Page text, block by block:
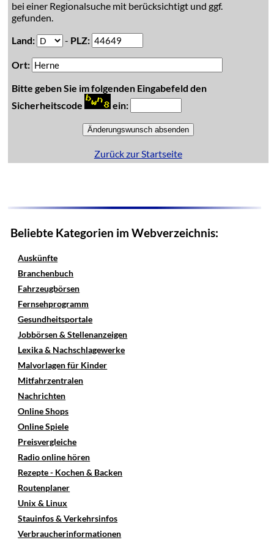
bei einer Regionalsuche mit berücksichtigt und ggf.
gefunden.
Land:
- PLZ:
Ort:
Bitte geben Sie im folgenden Eingabefeld den
Sicherheitscode
ein:
Zurück zur Startseite
Beliebte Kategorien im Webverzeichnis:
Auskünfte
Branchenbuch
Fahrzeugbörsen
Fernsehprogramm
Gesundheitsportale
Jobbörsen & Stellenanzeigen
Lexika & Nachschlagewerke
Malvorlagen für Kinder
Mitfahrzentralen
Nachrichten
Online Shops
Online Spiele
Preisvergleiche
Radio online hören
Rezepte - Kochen & Backen
Routenplaner
Unix & Linux
Stauinfos & Verkehrsinfos
Verbraucherinformationen